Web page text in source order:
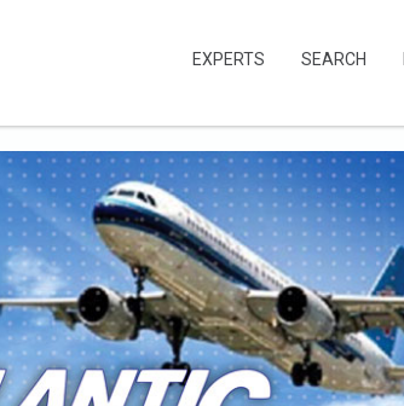
EXPERTS SEARCH